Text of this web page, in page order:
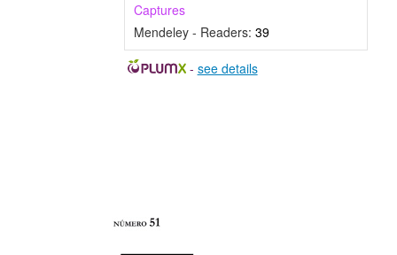
Captures
Mendeley - Readers: 39
- see details